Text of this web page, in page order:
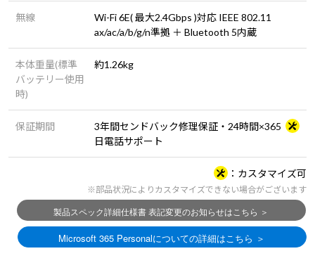
無線
Wi-Fi 6E( 最大2.4Gbps )対応 IEEE 802.11
ax/ac/a/b/g/n準拠 ＋ Bluetooth 5内蔵
本体重量(標準
バッテリー使用
時)
約1.26kg
保証期間
3年間センドバック修理保証・24時間×365
日電話サポート
カスタマイズ可
※部品状況によりカスタマイズできない場合がございます